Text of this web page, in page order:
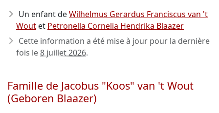
Un enfant deWilhelmus Gerardus Franciscus van 't
Wout et Petronella Cornelia Hendrika Blaazer
Cette information a été mise à jour pour la dernière
fois le8 juillet 2026.
Famille de Jacobus "Koos" van 't Wout
(Geboren Blaazer)